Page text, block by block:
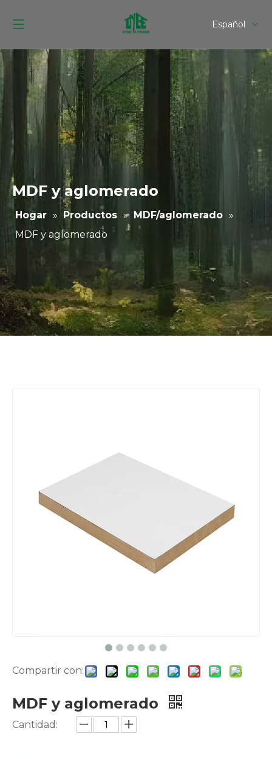
Español
MDF y aglomerado
Hogar » Productos » MDF/aglomerado »
MDF y aglomerado
Compartir con:
MDF y aglomerado
Cantidad: